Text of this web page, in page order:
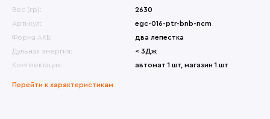
Вес (гр):
2630
Артикул:
egc-016-ptr-bnb-ncm
Форма АКБ:
два лепестка
Дульная энергия:
< 3Дж
Комплектация:
автомат 1 шт, магазин 1 шт
Перейти к характеристикам